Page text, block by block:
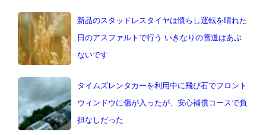
新品のスタッドレスタイヤは慣らし運転を晴れた
日のアスファルトで行う いきなりの雪道はあぶ
ないです
タイムズレンタカーを利用中に飛び石でフロント
ウィンドウに傷が入ったが、安心補償コースで負
担なしだった